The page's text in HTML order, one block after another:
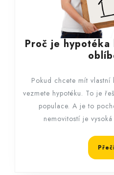
Proč je
Pokud chcete mít
vezmete hypotéku. To je
populace. A je to
nemovitostí je